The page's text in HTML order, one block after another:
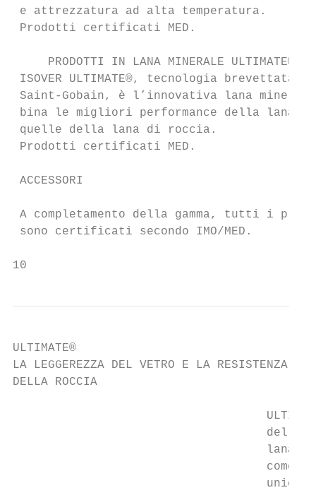
e attrezzatura ad alta temperatura.
Prodotti certificati MED.
     PRODOTTI IN LANA MINERALE ULTIMATE®
ISOVER ULTIMATE®, tecnologia brevettata da
Saint-Gobain, è l’innovativa lana minerale
bina le migliori performance della lana
quelle della lana di roccia.
Prodotti certificati MED.
ACCESSORI
A completamento della gamma, tutti i
sono certificati secondo IMO/MED.
10
ULTIMATE®
LA LEGGEREZZA DEL VETRO E LA RESISTENZA
DELLA ROCCIA
della
lana
come
                                    unico.